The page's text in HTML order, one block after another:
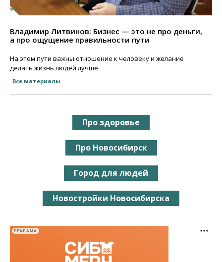
Владимир Литвинов: Бизнес — это не про деньги,
а про ощущение правильности пути
На этом пути важны отношение к человеку и желание
делать жизнь людей лучше
Все материалы
Про здоровье
Про Новосибирск
Город для людей
Новостройки Новосибирска
РЕКЛАМА